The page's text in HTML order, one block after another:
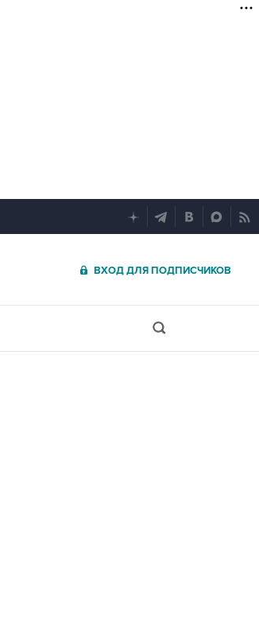
ВХОД ДЛЯ ПОДПИСЧИКОВ